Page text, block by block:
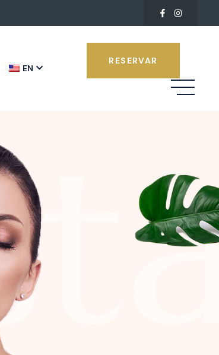
EN
RESERVAR